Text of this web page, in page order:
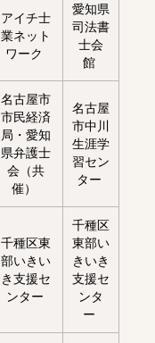
アイチ士
業ネット
ワーク
愛知県
司法書
士会
館
名古屋市
市民経済
局・愛知
県弁護士
会（共
催）
名古屋
市中川
生涯学
習セン
ター
千種区東
部いきい
き支援セ
ンター
千種区
東部い
きいき
支援セ
ンタ
ー